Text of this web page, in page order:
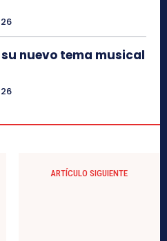
nuevo tema musical
ARTÍCULO SIGUIENTE